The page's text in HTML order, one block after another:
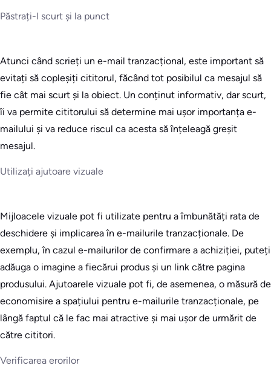
Păstrați-l scurt și la punct
Atunci când scrieți un e-mail tranzacțional, este important să
evitați să copleșiți cititorul, făcând tot posibilul ca mesajul să
fie cât mai scurt și la obiect. Un conținut informativ, dar scurt,
îi va permite cititorului să determine mai ușor importanța e-
mailului și va reduce riscul ca acesta să înțeleagă greșit
mesajul.
Utilizați ajutoare vizuale
Mijloacele vizuale pot fi utilizate pentru a îmbunătăți rata de
deschidere și implicarea în e-mailurile tranzacționale. De
exemplu, în cazul e-mailurilor de confirmare a achiziției, puteți
adăuga o imagine a fiecărui produs și un link către pagina
produsului. Ajutoarele vizuale pot fi, de asemenea, o măsură de
economisire a spațiului pentru e-mailurile tranzacționale, pe
lângă faptul că le fac mai atractive și mai ușor de urmărit de
către cititori.
Verificarea erorilor